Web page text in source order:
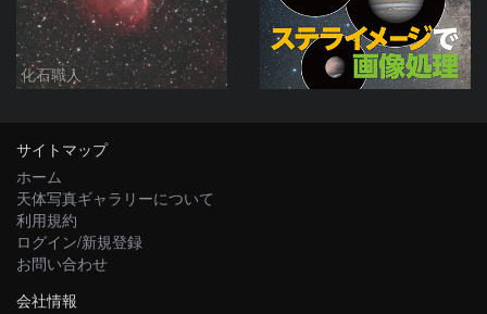
化石職人
サイトマップ
ホーム
天体写真ギャラリーについて
利用規約
ログイン/新規登録
お問い合わせ
会社情報